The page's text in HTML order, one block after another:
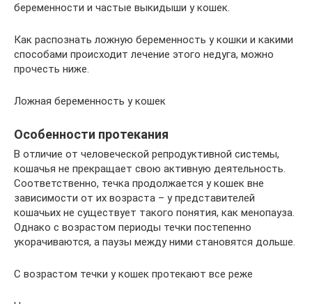
беременности и частые выкидыши у кошек.
Как распознать ложную беременность у кошки и какими
способами происходит лечение этого недуга, можно
прочесть ниже.
Ложная беременность у кошек
Особенности протекания
В отличие от человеческой репродуктивной системы,
кошачья не прекращает свою активную деятельность.
Соответственно, течка продолжается у кошек вне
зависимости от их возраста – у представителей
кошачьих не существует такого понятия, как менопауза.
Однако с возрастом периоды течки постепенно
укорачиваются, а паузы между ними становятся дольше.
С возрастом течки у кошек протекают все реже